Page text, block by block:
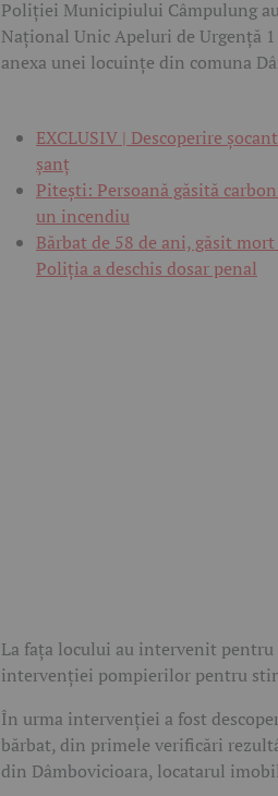
Poliției Municipiului Câmpulung
Național Unic Apeluri de Urgență
anexa unei locuințe din comuna
EXCLUSIV | Descoperire
șanț
Pitești: Persoană găsită
un incendiu
Bărbat de 58 de ani, găsit
Poliția a deschis dosar penal
La fața locului au intervenit
intervenției pompierilor pentru
În urma intervenției a fost
bărbat, din primele verificări
din Dâmbovicioara, locatarul